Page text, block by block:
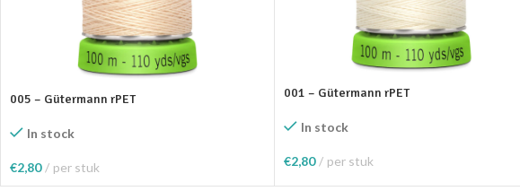
005 – Gütermann rPET
In stock
€2,80 per stuk
Toevoegen Aan Winkelwagen
001 – Gütermann rPET
In stock
€2,80 per stuk